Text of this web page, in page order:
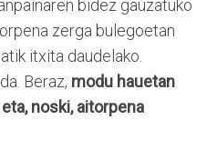
bidez gauzatuko
zerga bulegoetan
itxita daudelako.
Beraz, modu hauetan
noski, aitorpena